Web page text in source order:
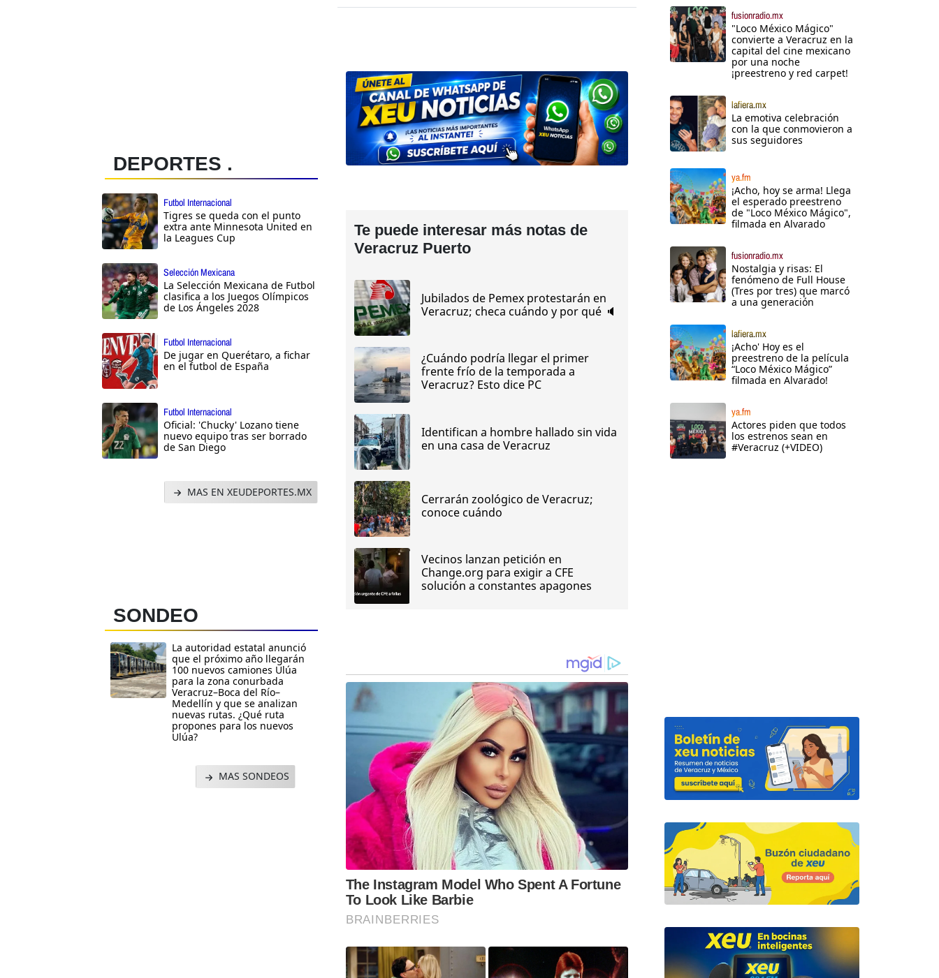
DEPORTES .
Futbol Internacional
Tigres se queda con el punto
extra ante Minnesota United en
la Leagues Cup
Selección Mexicana
La Selección Mexicana de Futbol
clasifica a los Juegos Olímpicos
de Los Ángeles 2028
Futbol Internacional
De jugar en Querétaro, a fichar
en el futbol de España
Futbol Internacional
Oficial: 'Chucky' Lozano tiene
nuevo equipo tras ser borrado
de San Diego
MAS EN XEUDEPORTES.MX
SONDEO
La autoridad estatal anunció
que el próximo año llegarán
100 nuevos camiones Ulúa
para la zona conurbada
Veracruz–Boca del Río–
Medellín y que se analizan
nuevas rutas. ¿Qué ruta
propones para los nuevos
Ulúa?
MAS SONDEOS
Te puede interesar más notas de
Veracruz Puerto
Jubilados de Pemex protestarán en
Veracruz; checa cuándo y por qué 🔈
¿Cuándo podría llegar el primer
frente frío de la temporada a
Veracruz? Esto dice PC
Identifican a hombre hallado sin vida
en una casa de Veracruz
Cerrarán zoológico de Veracruz;
conoce cuándo
Vecinos lanzan petición en
Change.org para exigir a CFE
solución a constantes apagones
fusionradio.mx
"Loco México Mágico"
convierte a Veracruz en la
capital del cine mexicano
por una noche
¡preestreno y red carpet!
lafiera.mx
La emotiva celebración
con la que conmovieron a
sus seguidores
ya.fm
¡Acho, hoy se arma! Llega
el esperado preestreno
de "Loco México Mágico",
filmada en Alvarado
fusionradio.mx
Nostalgia y risas: El
fenómeno de Full House
(Tres por tres) que marcó
a una generación
lafiera.mx
¡Acho' Hoy es el
preestreno de la película
“Loco México Mágico”
filmada en Alvarado!
ya.fm
Actores piden que todos
los estrenos sean en
#Veracruz (+VIDEO)